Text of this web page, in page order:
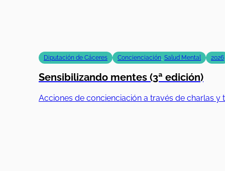
Diputación de Cáceres Concienciación, Salud Mental 2026
Sensibilizando mentes (3ª edición)
Acciones de concienciación a través de charlas